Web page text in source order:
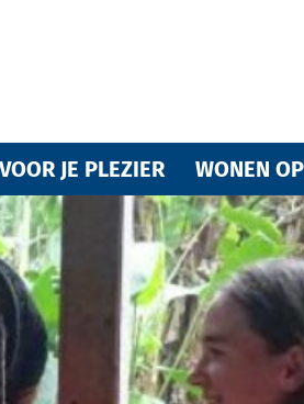
Varende
vrienden
JE PLEZIER WONEN